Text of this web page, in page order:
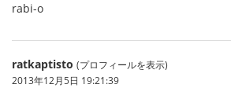
rabi-o
ratkaptisto (プロフィールを表示)
2013年12月5日 19:21:39